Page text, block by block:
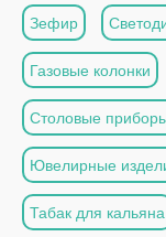
Зефир
Газовые колонки
Столовые
Ювелирные
Табак для кальяна